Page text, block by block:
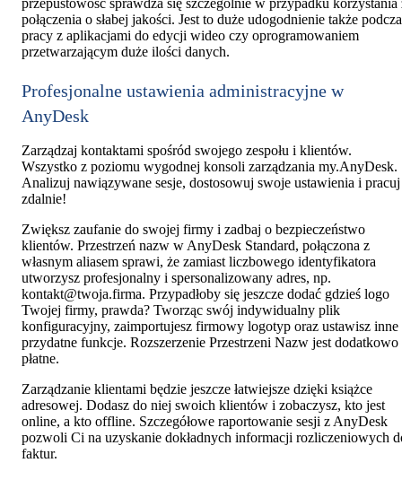
połączenia o słabej jakości. Jest to duże udogodnienie także
pracy z aplikacjami do edycji wideo czy oprogramowaniem
przetwarzającym duże ilości danych.
Profesjonalne ustawienia administracyjne w
AnyDesk
Zarządzaj kontaktami spośród swojego zespołu i klientów.
Wszystko z poziomu wygodnej konsoli zarządzania my.AnyDesk.
Analizuj nawiązywane sesje, dostosowuj swoje ustawienia i pracuj
zdalnie!
Zwiększ zaufanie do swojej firmy i zadbaj o bezpieczeństwo
klientów. Przestrzeń nazw w AnyDesk Standard, połączona z
własnym aliasem sprawi, że zamiast liczbowego identyfikatora
utworzysz profesjonalny i spersonalizowany adres, np.
kontakt@twoja.firma. Przypadłoby się jeszcze dodać gdzieś logo
Twojej firmy, prawda? Tworząc swój indywidualny plik
konfiguracyjny, zaimportujesz firmowy logotyp oraz ustawisz inne
przydatne funkcje. Rozszerzenie Przestrzeni Nazw jest dodatkowo
płatne.
Zarządzanie klientami będzie jeszcze łatwiejsze dzięki książce
adresowej. Dodasz do niej swoich klientów i zobaczysz, kto jest
online, a kto offline. Szczegółowe raportowanie sesji z AnyDesk
pozwoli Ci na uzyskanie dokładnych informacji rozliczeniowych
faktur.